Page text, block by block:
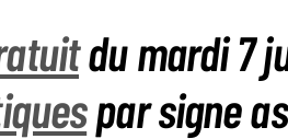
du mardi 7
par signe